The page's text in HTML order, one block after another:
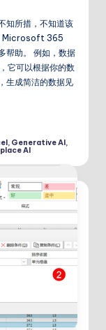
知所措，不知道该
Microsoft 365
帮助。 例如，数据
可以根据你的数
生成简洁的数据见
Generative AI
AI